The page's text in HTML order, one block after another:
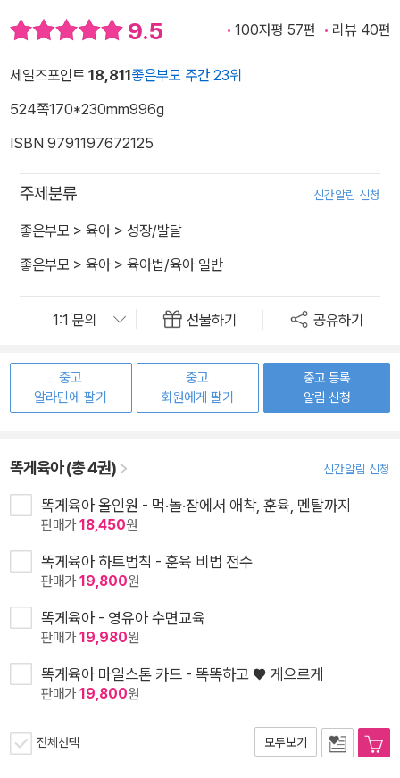
9.5 100자평 57편 리뷰 40편
세일즈포인트 18,811좋은부모 주간 23위
524쪽170*230mm996g
ISBN 9791197672125
주제분류 신간알림 신청
좋은부모 > 육아> 성장/발달
좋은부모 > 육아> 육아법/육아 일반
선물하기 공유하기
중고
알라딘에 팔기
중고
회원에게 팔기
중고 등록
알림 신청
똑게육아 (총 4권) 신간알림 신청
똑게육아 올인원 - 먹·놀·잠에서 애착, 훈육, 멘탈까지
판매가18,450원
똑게육아 하트법칙 - 훈육 비법 전수
판매가19,800원
똑게육아 - 영유아 수면교육
판매가19,980원
똑게육아 마일스톤 카드 - 똑똑하고 ♥ 게으르게
판매가19,800원
전체선택 모두보기